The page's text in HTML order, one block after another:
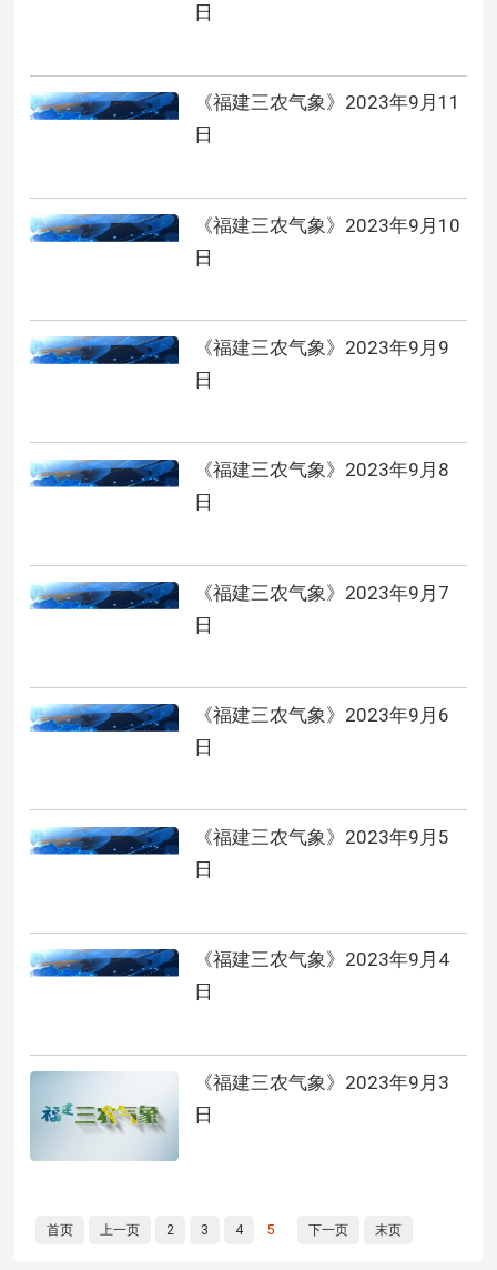
日
《福建三农气象》2023年9月11
日
《福建三农气象》2023年9月10
日
《福建三农气象》2023年9月9
日
《福建三农气象》2023年9月8
日
《福建三农气象》2023年9月7
日
《福建三农气象》2023年9月6
日
《福建三农气象》2023年9月5
日
《福建三农气象》2023年9月4
日
《福建三农气象》2023年9月3
日
首页 上一页 2 3 4 5 下一页 末页